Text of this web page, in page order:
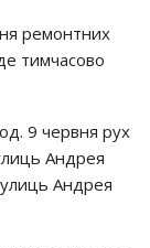
ремонтних
тимчасово
9 червня рух
Андрея
Андрея